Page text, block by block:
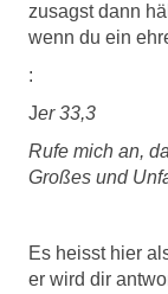
zusagst dann
wenn du ein
:
Jer 33,3
Rufe mich an,
Großes und
Es heisst hier
er wird dir